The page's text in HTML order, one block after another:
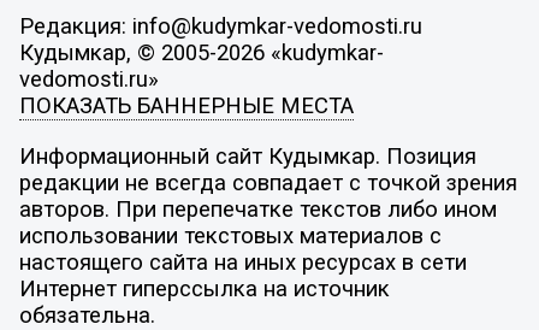
Редакция: info@kudymkar-vedomosti.ru
Кудымкар, © 2005-2026 «kudymkar-
vedomosti.ru»
ПОКАЗАТЬ БАННЕРНЫЕ МЕСТА
Информационный сайт Кудымкар. Позиция
редакции не всегда совпадает с точкой зрения
авторов. При перепечатке текстов либо ином
использовании текстовых материалов с
настоящего сайта на иных ресурсах в сети
Интернет гиперссылка на источник
обязательна.